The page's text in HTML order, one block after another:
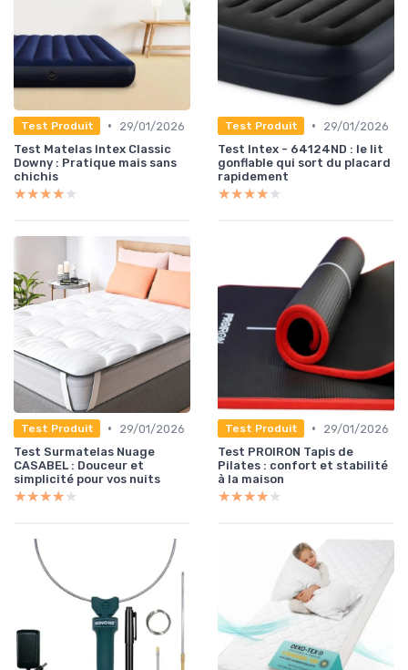
Test Produit •
29/01/2026
Test Matelas Intex Classic
Downy : Pratique mais sans
chichis
★★★★★
★★★★★
Test Produit •
29/01/2026
Test Intex - 64124ND : le lit
gonflable qui sort du placard
rapidement
★★★★★
★★★★★
Test Produit •
29/01/2026
Test Surmatelas Nuage
CASABEL : Douceur et
simplicité pour vos nuits
★★★★★
★★★★★
Test Produit •
29/01/2026
Test PROIRON Tapis de
Pilates : confort et stabilité
à la maison
★★★★★
★★★★★